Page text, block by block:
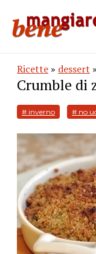
Ricette » dessert
Crumble di
# inverno # no